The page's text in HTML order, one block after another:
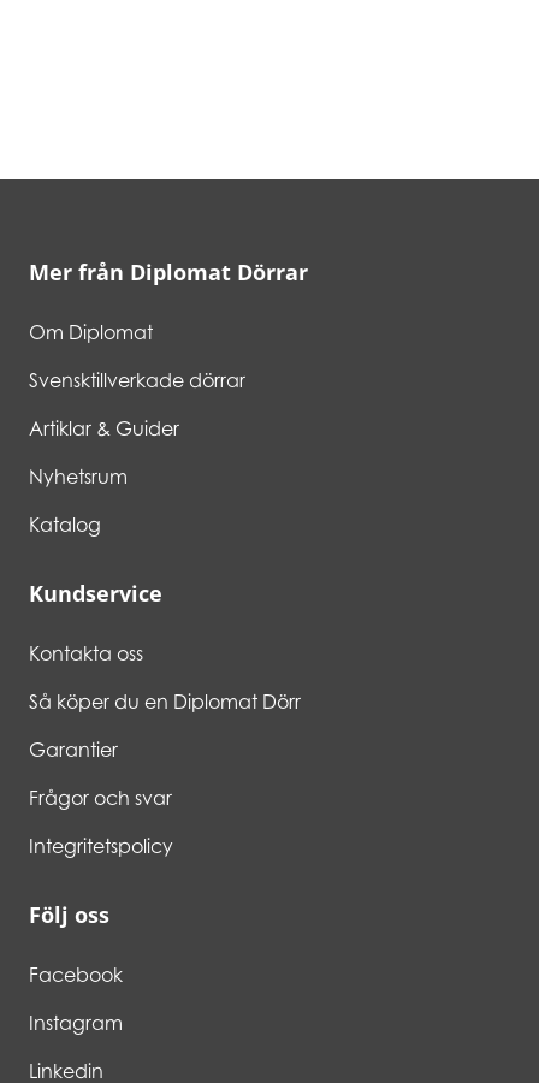
Mer från Diplomat Dörrar
Om Diplomat
Svensktillverkade dörrar
Artiklar & Guider
Nyhetsrum
Katalog
Kundservice
Kontakta oss
Så köper du en Diplomat Dörr
Garantier
Frågor och svar
Integritetspolicy
Följ oss
Facebook
Instagram
Linkedin